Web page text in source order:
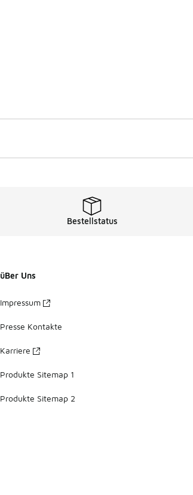
Bestellstatus
üBer Uns
Impressum
Presse Kontakte
Karriere
Produkte Sitemap 1
Produkte Sitemap 2